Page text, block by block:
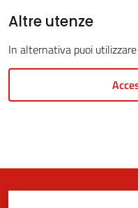
on-
gli
Altre utenze
In alternativa puoi